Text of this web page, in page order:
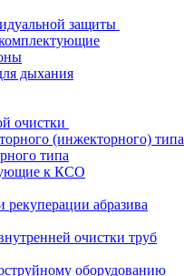
защиты
дыхания
очистки
(инжекторного) типа
типа
к КСО
рекуперации абразива
очистки труб
оборудованию